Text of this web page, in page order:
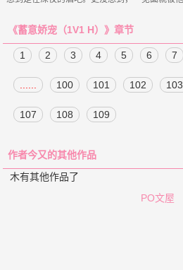
《蓄意娇宠（1V1 H）》章节
1 2 3 4 5 6 7
100 101 102 103
107 108 109
作者今又的其他作品
木有其他作品了
PO文屋